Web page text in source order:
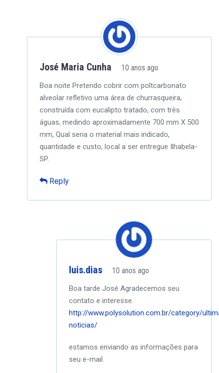
José Maria Cunha 10 anos ago
Boa noite Pretendo cobrir com poltcarbonato
alveolar refletivo uma área de churrasqueira,
construída com eucalipto tratado, com três
águas, medindo aproximadamente 700 mm X 500
mm, Qual seria o material mais indicado,
quantidade e custo, local a ser entregue Ilhabela-
SP.
Reply
luis.dias 10 anos ago
Boa tarde José Agradecemos seu
contato e interesse.
http://www.polysolution.com.br/category/
noticias/
estamos enviando as informações para
seu e-mail.